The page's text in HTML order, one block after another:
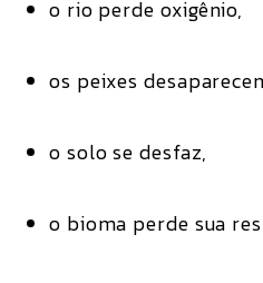
o rio perde oxigênio,
os peixes
o solo se desfaz,
o bioma perde sua